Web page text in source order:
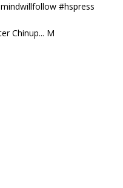
Chinup... M